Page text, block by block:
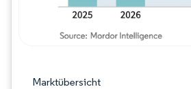
Marktübersicht